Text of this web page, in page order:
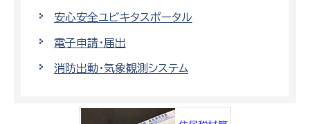
安心安全ユビキタスポータル
電子申請・届出
消防出動・気象観測システム